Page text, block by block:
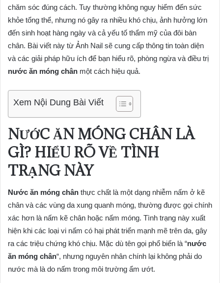
chăm sóc đúng cách. Tuy thường không nguy hiểm đến sức
khỏe tổng thể, nhưng nó gây ra nhiều khó chịu, ảnh hưởng lớn
đến sinh hoạt hàng ngày và cả yếu tố thẩm mỹ của đôi bàn
chân. Bài viết này từ Ảnh Nail sẽ cung cấp thông tin toàn diện
và các giải pháp hữu ích để bạn hiểu rõ, phòng ngừa và điều trị
nước ăn móng chân một cách hiệu quả.
Xem Nội Dung Bài Viết
NƯỚC ĂN MÓNG CHÂNLÀ
GÌ? HIỂU RÕ VỀ TÌNH
TRẠNG NÀY
Nước ăn móng chân thực chất là một dạng nhiễm nấm ở kẽ
chân và các vùng da xung quanh móng, thường được gọi chính
xác hơn là nấm kẽ chân hoặc nấm móng. Tình trạng này xuất
hiện khi các loại vi nấm có hại phát triển mạnh mẽ trên da, gây
ra các triệu chứng khó chịu. Mặc dù tên gọi phổ biến là “nước
ăn móng chân“, nhưng nguyên nhân chính lại không phải do
nước mà là do nấm trong môi trường ẩm ướt.